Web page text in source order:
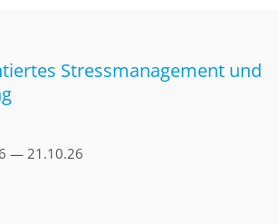
Stressmanagement und
— 21.10.26